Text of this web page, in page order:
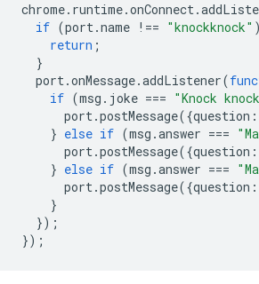
chrome. runtime.onConnect.
if (port.name !== "knockknock" )
return ;
}
port.onMessage.addListener(
if (msg . joke === "Knock
port.postMessage({question :
} else if (msg .answer ===
port.postMessage({question :
} else if (msg .answer ===
port.postMessage({question :
}
});
});